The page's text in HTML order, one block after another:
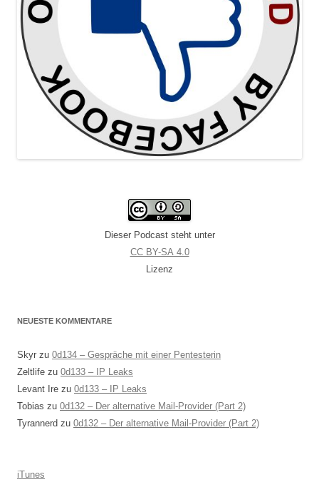
Dieser Podcast steht unter
CC BY-SA 4.0
Lizenz
NEUESTE KOMMENTARE
Skyr zu 0d134 – Gespräche mit einer Pentesterin
Zeltlife zu 0d133 – IP Leaks
Levant Ire zu 0d133 – IP Leaks
Tobias zu 0d132 – Der alternative Mail-Provider (Part 2)
Tyrannerd zu 0d132 – Der alternative Mail-Provider (Part 2)
iTunes